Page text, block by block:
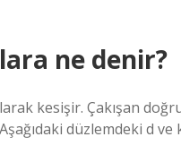
ne denir?
kesişir. Çakışan
düzlemdeki d ve